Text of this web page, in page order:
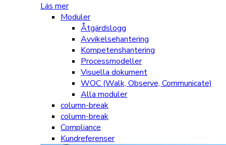
Läs mer
Moduler
Åtgärdslogg
Avvikelsehantering
Kompetenshantering
Processmodeller
Visuella dokument
WOC (Walk, Observe, Communicate)
Alla moduler
column-break
column-break
Compliance
Kundreferenser